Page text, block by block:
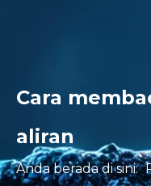
Cara
aliran
Anda berada di sini: